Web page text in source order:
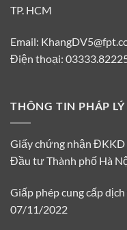
TP. HCM
Email:
Điện thoại:
THÔNG TIN PHÁP LÝ
Giấy chứng nhận ĐKKD
Đầu tư Thành phố Hà
Giấp phép cung cấp
07/11/2022